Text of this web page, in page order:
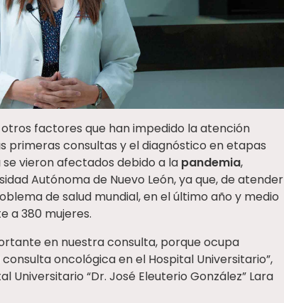
factores que han impedido la atención
primeras consultas y el diagnóstico en etapas
vieron afectados debido a la pandemia,
Autónoma de Nuevo León, ya que, de atender
de salud mundial, en el último año y medio
a 380 mujeres.
en nuestra consulta, porque ocupa
oncológica en el Hospital Universitario”,
Universitario “Dr. José Eleuterio González” Lara